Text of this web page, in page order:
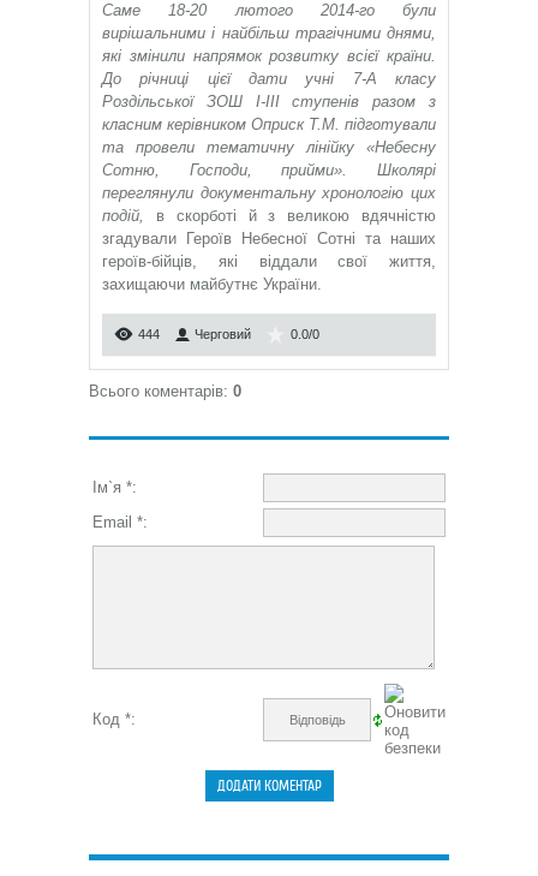
Саме 18-20 лютого 2014-го були
вирішальними і найбільш трагічними днями,
які змінили напрямок розвитку всієї країни.
До річниці цієї дати учні 7-А класу
Роздільської ЗОШ І-ІІІ ступенів разом з
класним керівником Оприск Т.М. підготували
та провели тематичну лінійку «Небесну
Сотню, Господи, прийми». Школярі
переглянули документальну хронологію цих
подій, в скорботі й з великою вдячністю
згадували Героїв Небесної Сотні та наших
героїв-бійців, які віддали свої життя,
захищаючи майбутнє України.
444 Черговий 0.0/0
Всього коментарів: 0
Ім`я *:
Email *:
Код *: